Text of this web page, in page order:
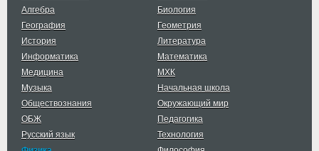
Алгебра
Биология
География
Геометрия
История
Литература
Информатика
Математика
Медицина
МХК
Музыка
Начальная школа
Обществознания
Окружающий мир
ОБЖ
Педагогика
Русский язык
Технология